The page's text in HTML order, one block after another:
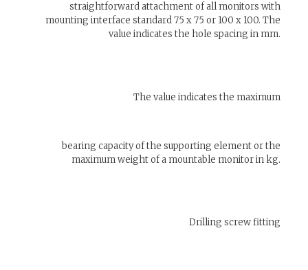
straightforward attachment of all monitors with
mounting interface standard 75 x 75 or 100 x 100. The
value indicates the hole spacing in mm.
The value indicates the maximum
bearing capacity of the supporting element or the
maximum weight of a mountable monitor in kg.
Drilling screw fitting